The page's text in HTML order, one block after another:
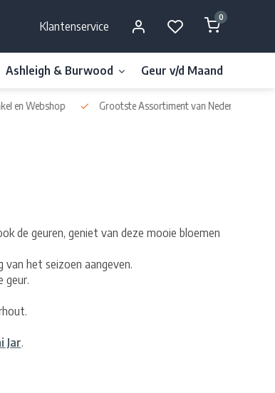
Klantenservice
0
Ashleigh & Burwood Geur v/d Maand
Webshop Grootste Assortiment van Nederland & België
de geuren, geniet van deze mooie bloemen
het seizoen aangeven.
geur.
Jar.